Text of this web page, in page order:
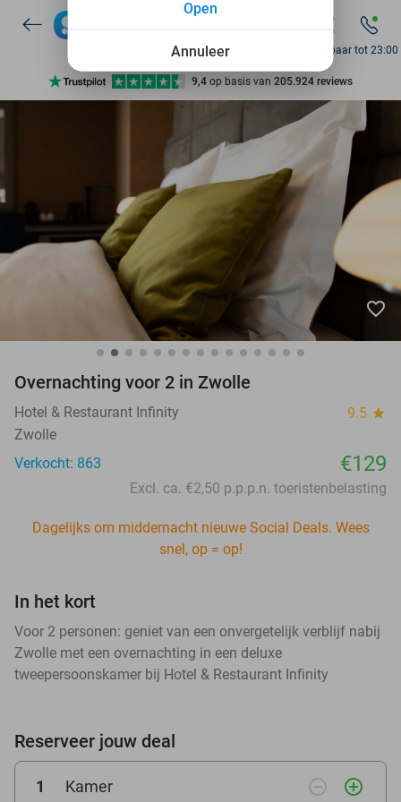
10+ miljoen leden
9,4 op basis van 205.924 reviews
Ontdek 15.000+ deals
10+ miljoen leden
Bereikbaar tot 23:00
favorite_border
Overnachting voor 2 in Zwolle
Hotel & Restaurant Infinity 9.5 star
Zwolle
Verkocht: 863
€129
Excl. ca. €2,50 p.p.p.n. toeristenbelasting
Dagelijks om middernacht nieuwe Social Deals. Wees
snel, op = op!
In het kort
Voor 2 personen: geniet van een onvergetelijk verblijf nabij
Zwolle met een overnachting in een deluxe
tweepersoonskamer bij Hotel & Restaurant Infinity
Reserveer jouw deal
1 Kamer remove_circle_outline add_circle_outline
Annuleer
Open